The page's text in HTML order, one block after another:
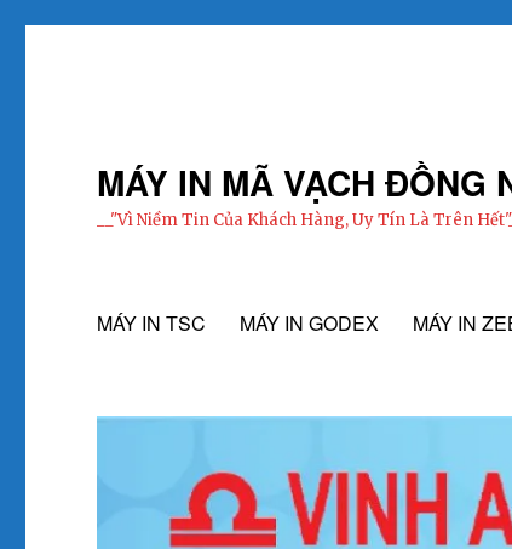
MÁY IN MÃ VẠCH ĐỒNG
__"Vì Niềm Tin Của Khách Hàng, Uy Tín Là Trên
MÁY IN TSC MÁY IN GODEX MÁY IN